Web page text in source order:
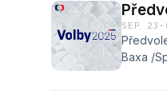
/SPD/
2025/
SEP 23 ·
Baxa /